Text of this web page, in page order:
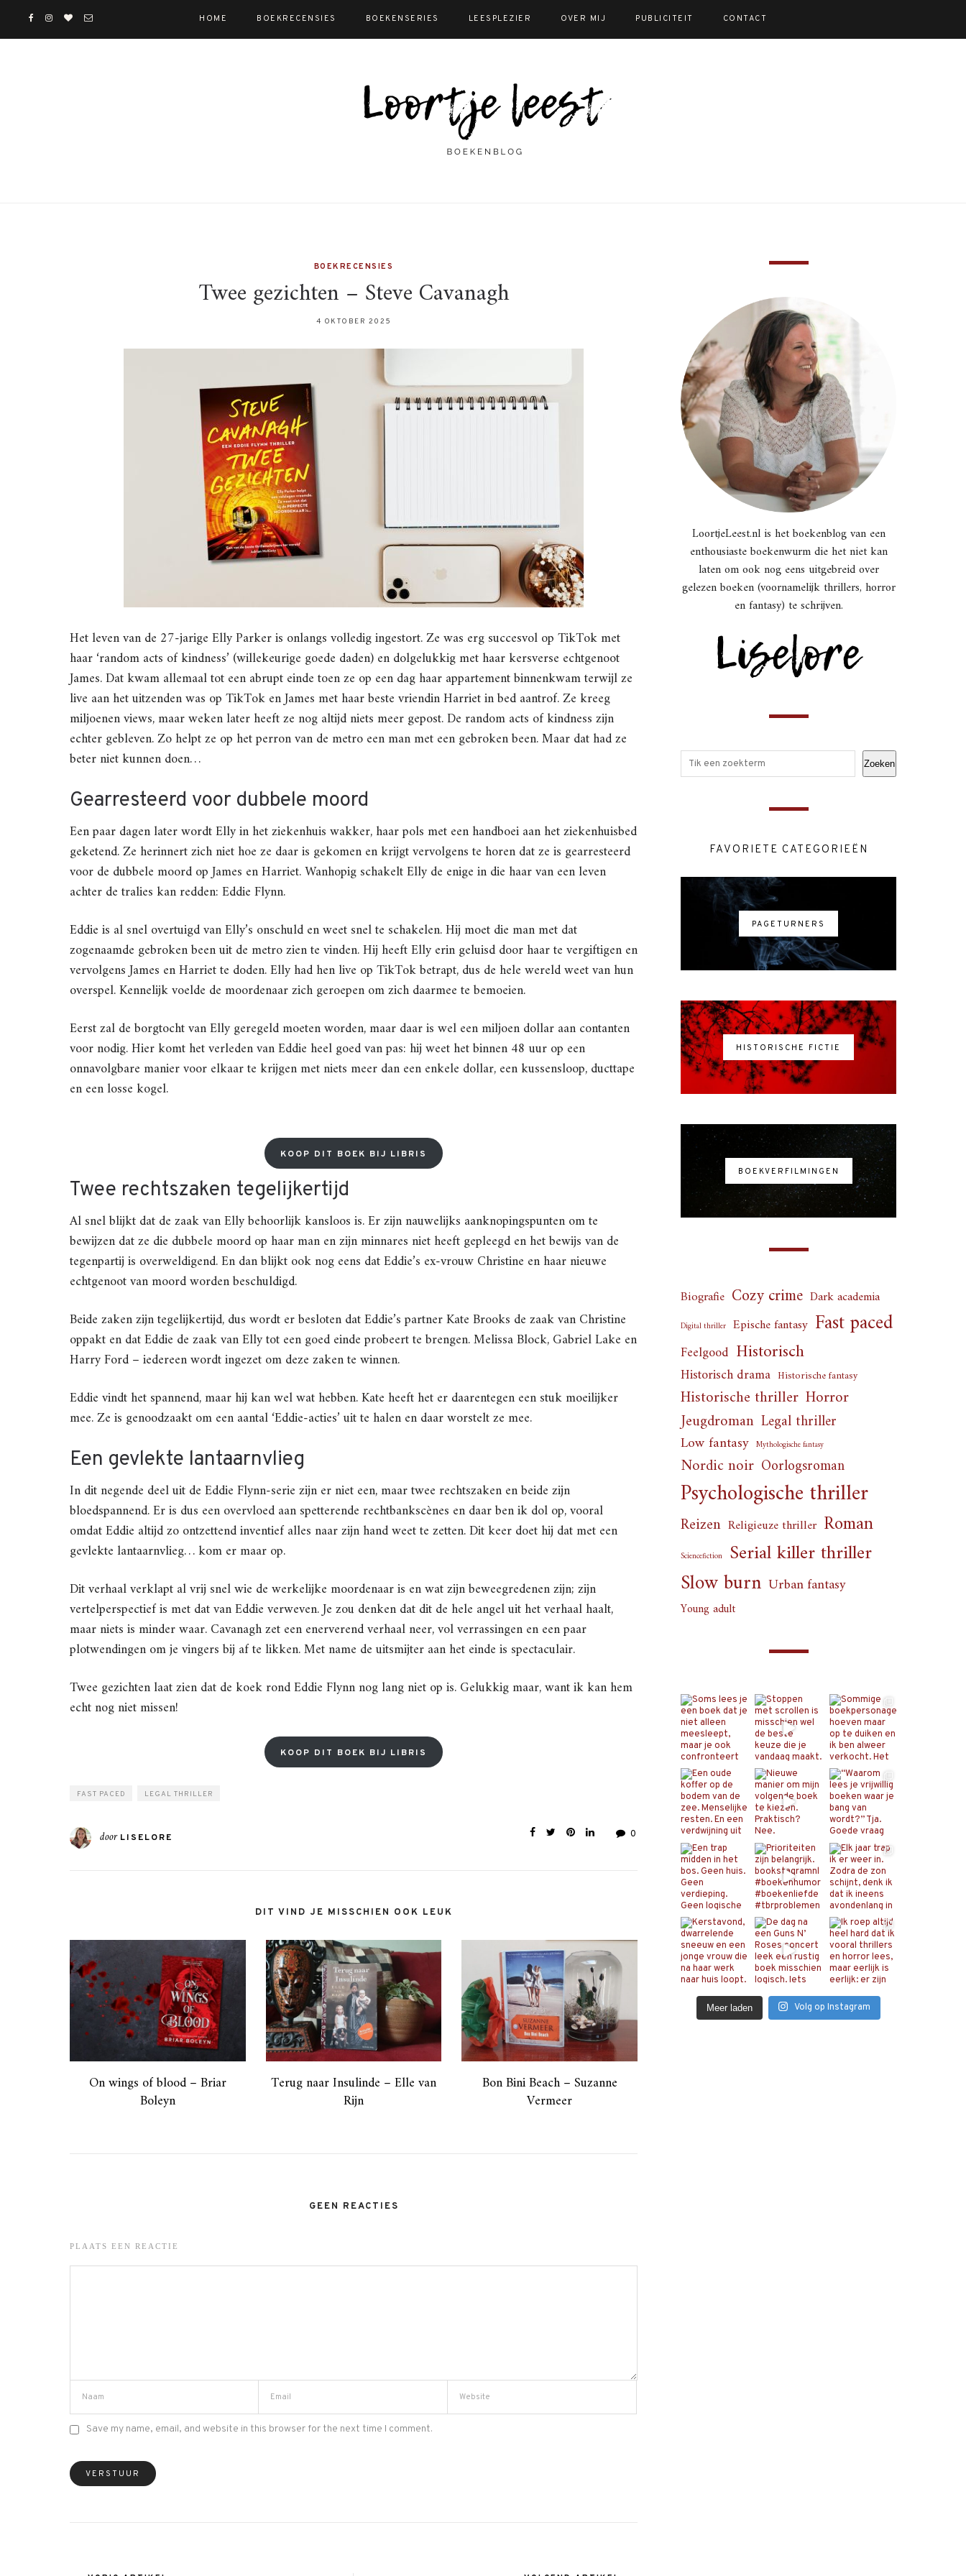
HOME BOEKRECENSIES BOEKENSERIES LEESPLEZIER OVER MIJ PUBLICITEIT CONTACT
BOEKRECENSIES
Twee gezichten – Steve Cavanagh
4 OKTOBER 2025
Het leven van de 27-jarige Elly Parker is onlangs volledig ingestort. Ze was erg succesvol op TikTok met
haar ‘random acts of kindness’ (willekeurige goede daden) en dolgelukkig met haar kersverse echtgenoot
James. Dat kwam allemaal tot een abrupt einde toen ze op een dag haar appartement binnenkwam terwijl ze
live aan het uitzenden was op TikTok en James met haar beste vriendin Harriet in bed aantrof. Ze kreeg
miljoenen views, maar weken later heeft ze nog altijd niets meer gepost. De random acts of kindness zijn
echter gebleven. Zo helpt ze op het perron van de metro een man met een gebroken been. Maar dat had ze
beter niet kunnen doen…
Gearresteerd voor dubbele moord
Een paar dagen later wordt Elly in het ziekenhuis wakker, haar pols met een handboei aan het ziekenhuisbed
geketend. Ze herinnert zich niet hoe ze daar is gekomen en krijgt vervolgens te horen dat ze is gearresteerd
voor de dubbele moord op James en Harriet. Wanhopig schakelt Elly de enige in die haar van een leven
achter de tralies kan redden: Eddie Flynn.
Eddie is al snel overtuigd van Elly’s onschuld en weet snel te schakelen. Hij moet die man met dat
zogenaamde gebroken been uit de metro zien te vinden. Hij heeft Elly erin geluisd door haar te vergiftigen en
vervolgens James en Harriet te doden. Elly had hen live op TikTok betrapt, dus de hele wereld weet van hun
overspel. Kennelijk voelde de moordenaar zich geroepen om zich daarmee te bemoeien.
Eerst zal de borgtocht van Elly geregeld moeten worden, maar daar is wel een miljoen dollar aan contanten
voor nodig. Hier komt het verleden van Eddie heel goed van pas: hij weet het binnen 48 uur op een
onnavolgbare manier voor elkaar te krijgen met niets meer dan een enkele dollar, een kussensloop, ducttape
en een losse kogel.
KOOP DIT BOEK BIJ LIBRIS
Twee rechtszaken tegelijkertijd
Al snel blijkt dat de zaak van Elly behoorlijk kansloos is. Er zijn nauwelijks aanknopingspunten om te
bewijzen dat ze die dubbele moord op haar man en zijn minnares niet heeft gepleegd en het bewijs van de
tegenpartij is overweldigend. En dan blijkt ook nog eens dat Eddie’s ex-vrouw Christine en haar nieuwe
echtgenoot van moord worden beschuldigd.
Beide zaken zijn tegelijkertijd, dus wordt er besloten dat Eddie’s partner Kate Brooks de zaak van Christine
oppakt en dat Eddie de zaak van Elly tot een goed einde probeert te brengen. Melissa Block, Gabriel Lake en
Harry Ford – iedereen wordt ingezet om deze zaken te winnen.
Eddie vindt het spannend, maar hij kan wel wat hebben. Kate heeft het er daarentegen een stuk moeilijker
mee. Ze is genoodzaakt om een aantal ‘Eddie-acties’ uit te halen en daar worstelt ze mee.
Een gevlekte lantaarnvlieg
In dit negende deel uit de Eddie Flynn-serie zijn er niet een, maar twee rechtszaken en beide zijn
bloedspannend. Er is dus een overvloed aan spetterende rechtbankscènes en daar ben ik dol op, vooral
omdat Eddie altijd zo ontzettend inventief alles naar zijn hand weet te zetten. Dit keer doet hij dat met een
gevlekte lantaarnvlieg… kom er maar op.
Dit verhaal verklapt al vrij snel wie de werkelijke moordenaar is en wat zijn beweegredenen zijn; zijn
vertelperspectief is met dat van Eddie verweven. Je zou denken dat dit de hele angel uit het verhaal haalt,
maar niets is minder waar. Cavanagh zet een enerverend verhaal neer, vol verrassingen en een paar
plotwendingen om je vingers bij af te likken. Met name de uitsmijter aan het einde is spectaculair.
Twee gezichten laat zien dat de koek rond Eddie Flynn nog lang niet op is. Gelukkig maar, want ik kan hem
echt nog niet missen!
KOOP DIT BOEK BIJ LIBRIS
FAST PACED LEGAL THRILLER
door LISELORE 0
DIT VIND JE MISSCHIEN OOK LEUK
On wings of blood – Briar
Boleyn
Terug naar Insulinde – Elle van
Rijn
Bon Bini Beach – Suzanne
Vermeer
GEEN REACTIES
PLAATS EEN REACTIE
Save my name, email, and website in this browser for the next time I comment.
LoortjeLeest.nl is het boekenblog van een
enthousiaste boekenwurm die het niet kan
laten om ook nog eens uitgebreid over
gelezen boeken (voornamelijk thrillers, horror
en fantasy) te schrijven.
Zoeken
FAVORIETE CATEGORIEËN
PAGETURNERS
HISTORISCHE FICTIE
BOEKVERFILMINGEN
Biografie Cozy crime Dark academia
Digital thriller Epische fantasy Fast paced
Feelgood Historisch
Historisch drama Historische fantasy
Historische thriller Horror
Jeugdroman Legal thriller
Low fantasy Mythologische fantasy
Nordic noir Oorlogsroman
Psychologische thriller
Reizen Religieuze thriller Roman
Sciencefiction Serial killer thriller
Slow burn Urban fantasy
Young adult
Meer laden Volg op Instagram